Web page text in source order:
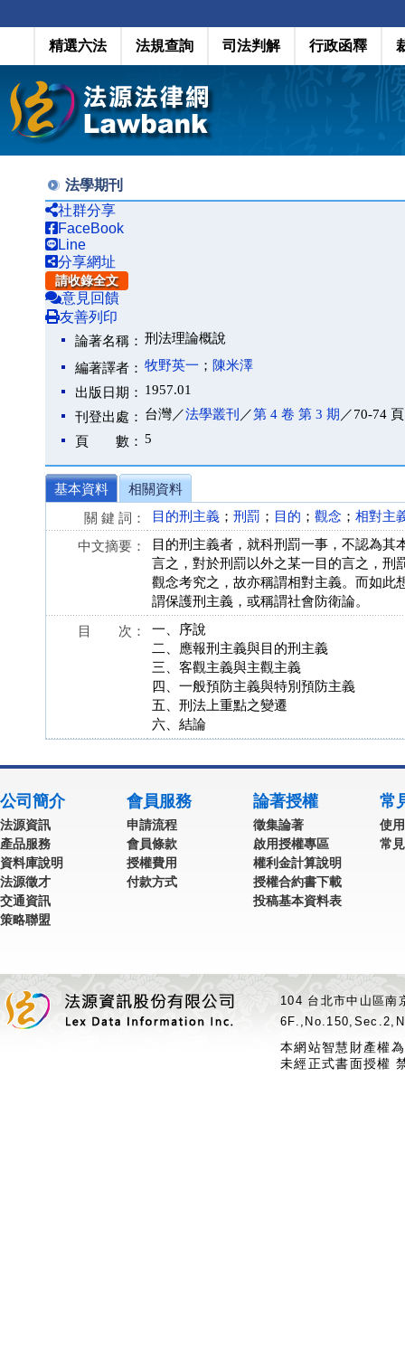
精選六法 法規查詢 司法判解 行政函釋
法學期刊
社群分享
FaceBook
Line
分享網址
請收錄全文
意見回饋
友善列印
論著名稱： 刑法理論概說
編著譯者： 牧野英一 ； 陳米澤
出版日期： 1957.01
刊登出處： 台灣／法學叢刊 ／第 4 卷 第 3 期 ／70-74 頁
頁 數： 5
基本資料
相關資料
關 鍵 詞：
目的刑主義 ； 刑罰 ； 目的 ； 觀念 ； 相對主
中文摘要：
目的刑主義者，就科刑罰一事，不認為
言之，對於刑罰以外之某一目的言之，刑
觀念考究之，故亦稱謂相對主義。而如此
謂保護刑主義，或稱謂社會防衛論。
目 次：
一、序說
二、應報刑主義與目的刑主義
三、客觀主義與主觀主義
四、一般預防主義與特別預防主義
五、刑法上重點之變遷
六、結論
公司簡介
法源資訊
產品服務
資料庫說明
法源徵才
交通資訊
策略聯盟
會員服務
申請流程
會員條款
授權費用
付款方式
論著授權
徵集論著
啟用授權專區
權利金計算說明
授權合約書下載
投稿基本資料表
常
使
常
104 台北市中山區
本網站智慧財產權
未經正式書面授權